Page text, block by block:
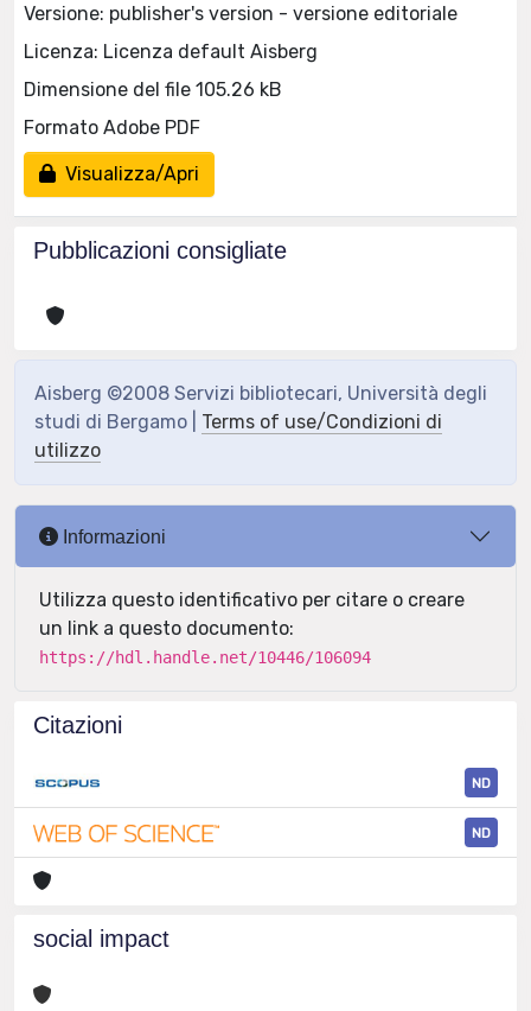
Versione: publisher's version - versione editoriale
Licenza: Licenza default Aisberg
Dimensione del file 105.26 kB
Formato Adobe PDF
Visualizza/Apri
Pubblicazioni consigliate
Aisberg ©2008 Servizi bibliotecari, Università degli
studi di Bergamo | Terms of use/Condizioni di
utilizzo
Informazioni
Utilizza questo identificativo per citare o creare
un link a questo documento:
https://hdl.handle.net/10446/106094
Citazioni
ND
ND
social impact